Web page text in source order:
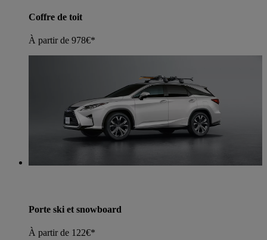
Coffre de toit
À partir de 978€*
Porte ski et snowboard
À partir de 122€*